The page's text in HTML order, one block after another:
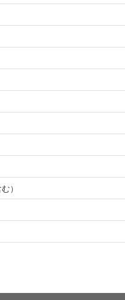
）